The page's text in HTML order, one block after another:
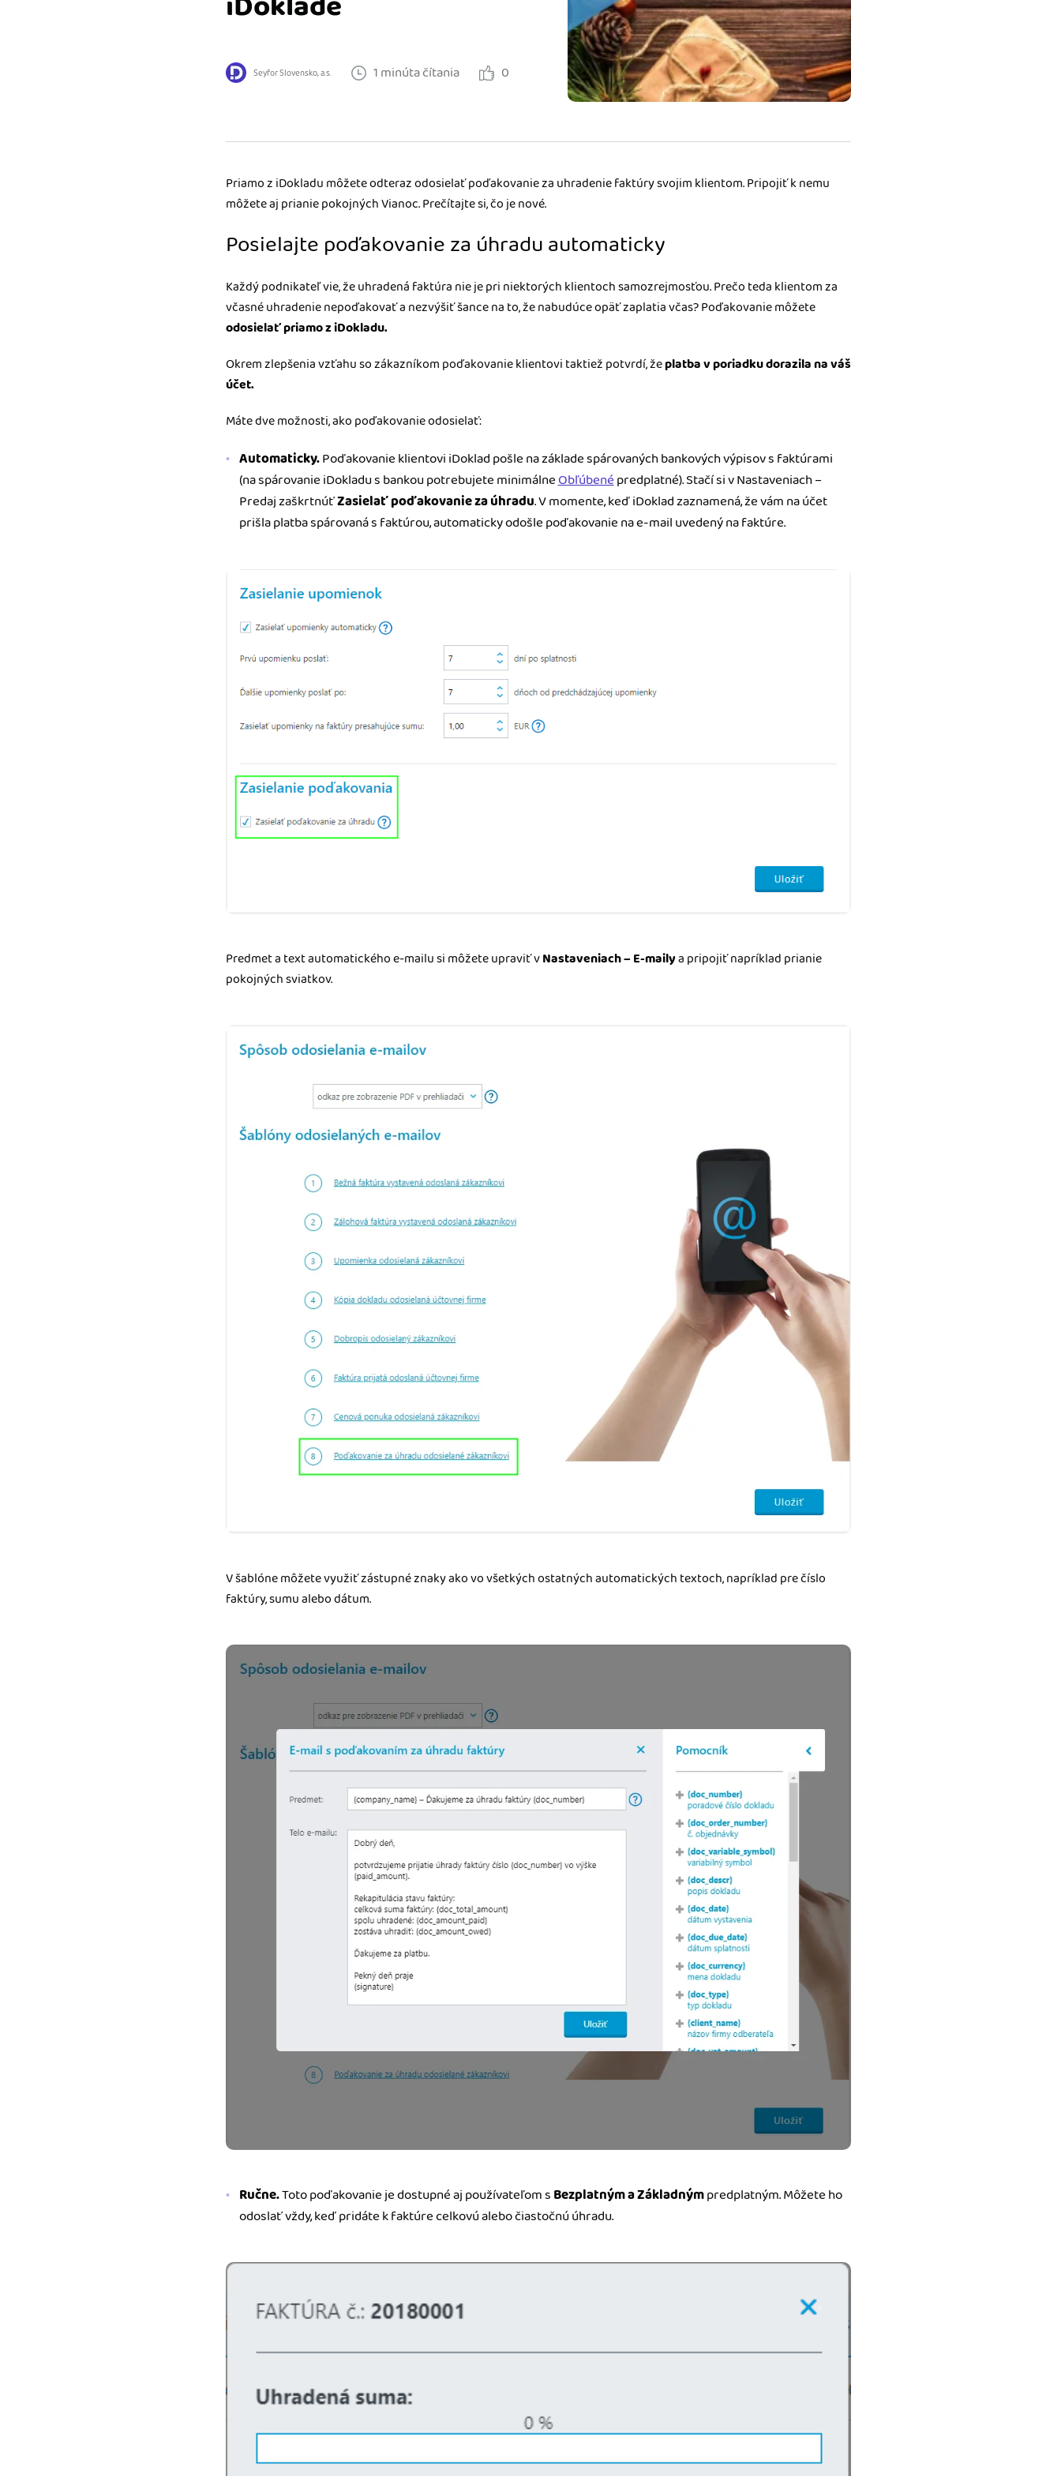
nonstop prístup k vašim dokladom.
Nechajte iDoklad pracovať za vás. Vďaka
prepojeniu s e-shopom, bankou, CRM a
Seyfor Slovensko, a.s. 1 minúta čítania 0
Priamo z iDokladu môžete odteraz odosielať poďakovanie za uhradenie faktúry svojim klientom. Pripojiť k nemu
môžete aj prianie pokojných Vianoc. Prečítajte si, čo je nové.
Posielajte poďakovanie za úhradu automaticky
Každý podnikateľ vie, že uhradená faktúra nie je pri niektorých klientoch samozrejmosťou. Prečo teda klientom za
včasné uhradenie nepoďakovať a nezvýšiť šance na to, že nabudúce opäť zaplatia včas? Poďakovanie môžete
odosielať priamo z iDokladu.
Okrem zlepšenia vzťahu so zákazníkom poďakovanie klientovi taktiež potvrdí, žeplatba v poriadku dorazila na váš
účet.
Máte dve možnosti, ako poďakovanie odosielať:
Automaticky.Poďakovanie klientovi iDoklad pošle na základe spárovaných bankových výpisov s faktúrami
(na spárovanie iDokladu s bankou potrebujete minimálneObľúbenépredplatné). Stačí si v Nastaveniach –
Predaj zaškrtnúťZasielať poďakovanie za úhradu.V momente, keď iDoklad zaznamená, že vám na účet
prišla platba spárovaná s faktúrou, automaticky odošle poďakovanie na e-mail uvedený na faktúre.
Predmet a text automatického e-mailu si môžete upraviť vNastaveniach – E-mailya pripojiť napríklad prianie
pokojných sviatkov.
V šablóne môžete využiť zástupné znaky ako vo všetkých ostatných automatických textoch, napríklad pre číslo
faktúry, sumu alebo dátum.
Ručne.Toto poďakovanie je dostupné aj používateľom sBezplatným a Základnýmpredplatným. Môžete ho
odoslať vždy, keď pridáte k faktúre celkovú alebo čiastočnú úhradu.